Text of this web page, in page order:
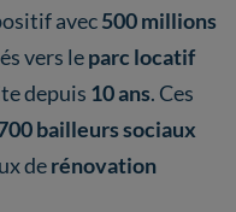
avec500 millions
vers leparc locatif
depuis 10 ans. Ces
bailleurs sociaux
derénovation